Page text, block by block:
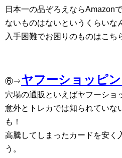
日本一の品ぞろえならAmazonで
ないものはないというくらいな
入手困難でお困りのものはこち
⑥⇒ヤフーショッピ
穴場の通販といえばヤフーショ
意外とトレカでは知られていな
も！
高騰してしまったカードを安く
う。